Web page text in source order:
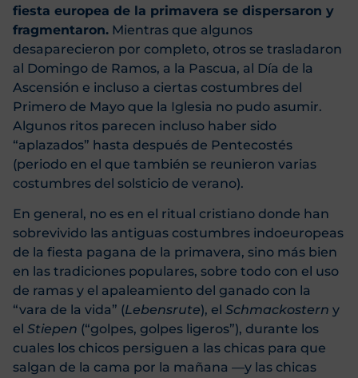
fiesta europea de la primavera se dispersaron y
fragmentaron. Mientras que algunos
desaparecieron por completo, otros se trasladaron
al Domingo de Ramos, a la Pascua, al Día de la
Ascensión e incluso a ciertas costumbres del
Primero de Mayo que la Iglesia no pudo asumir.
Algunos ritos parecen incluso haber sido
“aplazados” hasta después de Pentecostés
(periodo en el que también se reunieron varias
costumbres del solsticio de verano).
En general, no es en el ritual cristiano donde han
sobrevivido las antiguas costumbres indoeuropeas
de la fiesta pagana de la primavera, sino más bien
en las tradiciones populares, sobre todo con el uso
de ramas y el apaleamiento del ganado con la
“vara de la vida” (Lebensrute), el Schmackostern y
el Stiepen (“golpes, golpes ligeros”), durante los
cuales los chicos persiguen a las chicas para que
salgan de la cama por la mañana —y las chicas